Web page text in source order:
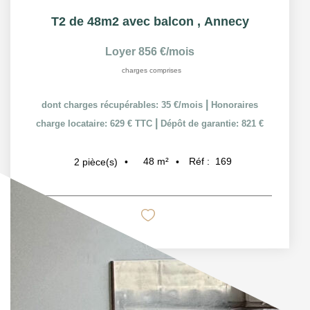
T2 de 48m2 avec balcon , Annecy
Loyer 856 €/mois
charges comprises
dont charges récupérables: 35 €/mois
Honoraires
charge locataire: 629 € TTC
Dépôt de garantie: 821 €
2 pièce(s) 48 m² Réf : 169